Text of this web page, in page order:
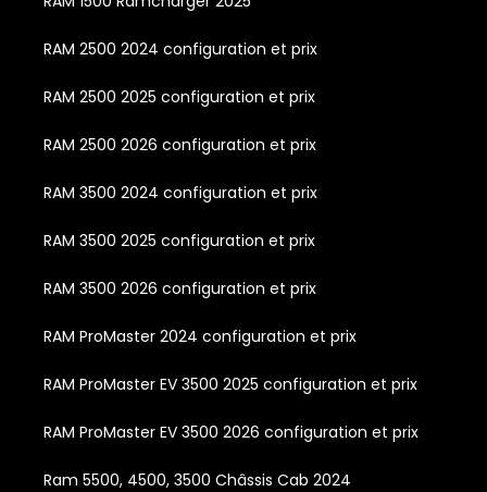
RAM 2500 2024 configuration et prix
RAM 2500 2025 configuration et prix
RAM 2500 2026 configuration et prix
RAM 3500 2024 configuration et prix
RAM 3500 2025 configuration et prix
RAM 3500 2026 configuration et prix
RAM ProMaster 2024 configuration et prix
RAM ProMaster EV 3500 2025 configuration et prix
RAM ProMaster EV 3500 2026 configuration et prix
Ram 5500, 4500, 3500 Châssis Cab 2024